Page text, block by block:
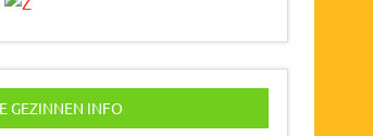
GEZINNEN INFO